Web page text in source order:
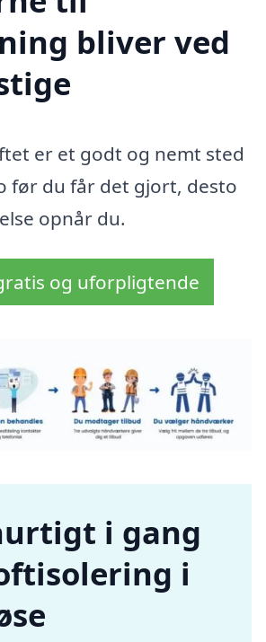
bliver ved
er et godt og nemt sted
før du får det gjort, desto
opnår du.
og uforpligtende
i gang
i